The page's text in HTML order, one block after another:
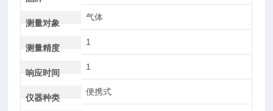
测量对象
气体
测量精度
1
响应时间
1
仪器种类
便携式